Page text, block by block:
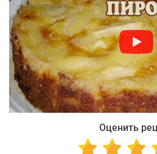
Оценить